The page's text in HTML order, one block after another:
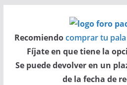
contenido
Recomiendocomprar tu
Fíjate en que tiene la
Se puede devolver en un
de la fecha de